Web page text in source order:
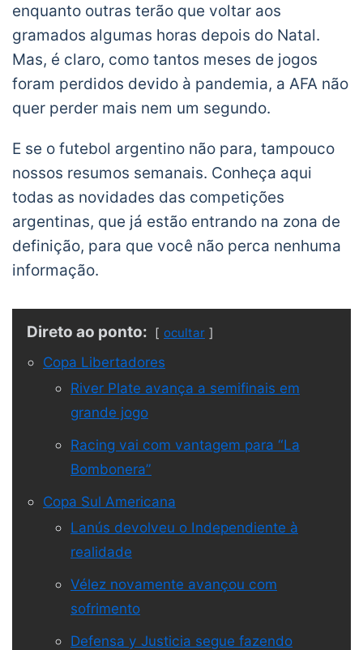
enquanto outras terão que voltar aos
gramados algumas horas depois do Natal.
Mas, é claro, como tantos meses de jogos
foram perdidos devido à pandemia, a AFA não
quer perder mais nem um segundo.
E se o futebol argentino não para, tampouco
nossos resumos semanais. Conheça aqui
todas as novidades das competições
argentinas, que já estão entrando na zona de
definição, para que você não perca nenhuma
informação.
Direto ao ponto: ocultar
Copa Libertadores
River Plate avança a semifinais em
grande jogo
Racing vai com vantagem para “La
Bombonera”
Copa Sul Americana
Lanús devolveu o Independiente à
realidade
Vélez novamente avançou com
sofrimento
Defensa y Justicia segue fazendo